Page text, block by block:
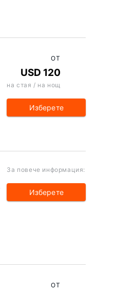
ОТ
USD 120
на стая / на нощ
Изберете
За повече информация:
Изберете
ОТ